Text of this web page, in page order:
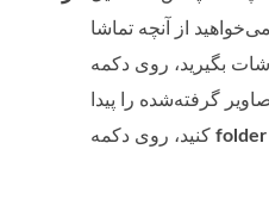
از آنچه تماشا
گرفته‌شده را پیدا
کنید، روی دکمهfolder